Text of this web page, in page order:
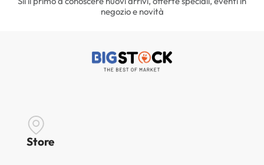
negozio e novità
Store